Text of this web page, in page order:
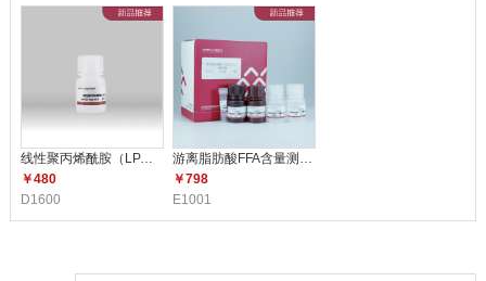
线性聚丙烯酰胺（LPA）（5mg/m
￥480
D1600
￥798
E1001